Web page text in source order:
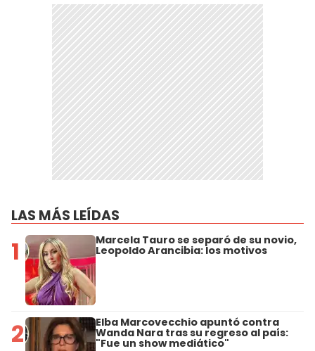
LAS MÁS LEÍDAS
1 Marcela Tauro se separó de su novio,
Leopoldo Arancibia: los motivos
2 Elba Marcovecchio apuntó contra
Wanda Nara tras su regreso al país:
"Fue un show mediático"